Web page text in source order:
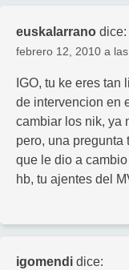
euskalarrano dice:
febrero 12, 2010 a
IGO, tu ke eres
de intervencion en
cambiar los nik, ya
pero, una pregunta
que le dio a
hb, tu ajentes del
igomendi dice: